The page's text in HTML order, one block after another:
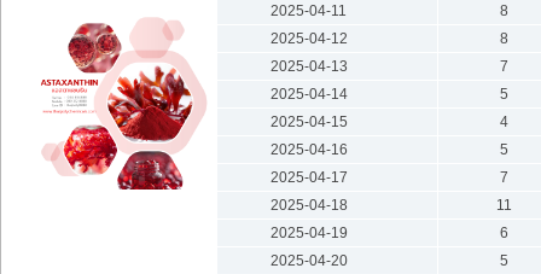
2025-04-11
8
2025-04-12
8
2025-04-13
7
2025-04-14
5
2025-04-15
4
2025-04-16
5
2025-04-17
7
2025-04-18
11
2025-04-19
6
2025-04-20
5